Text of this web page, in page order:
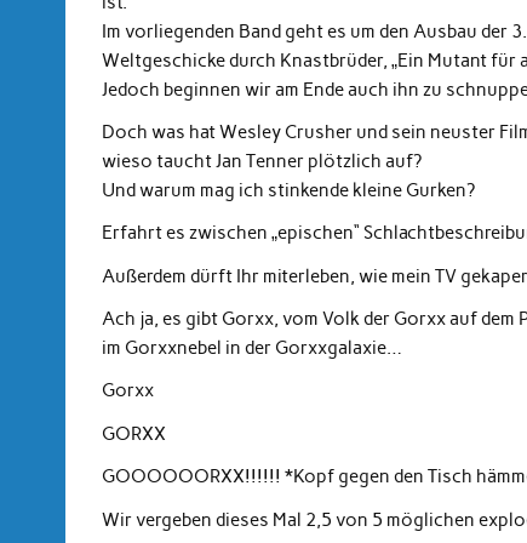
Im vorliegenden Band geht es um den Ausbau der
Weltgeschicke durch Knastbrüder, „Ein Mutant für
Jedoch beginnen wir am Ende auch ihn zu
Doch was hat Wesley Crusher und sein neuster
wieso taucht Jan Tenner plötzlich auf?
Und warum mag ich stinkende kleine Gurken?
Erfahrt es zwischen „epischen“
Außerdem dürft Ihr miterleben, wie mein TV
Ach ja, es gibt Gorxx, vom Volk der Gorxx auf
im Gorxxnebel in der Gorxxgalaxie…
Gorxx
GORXX
GOOOOOORXX!!!!!! *Kopf gegen den Tisch
Wir vergeben dieses Mal 2,5 von 5 möglichen